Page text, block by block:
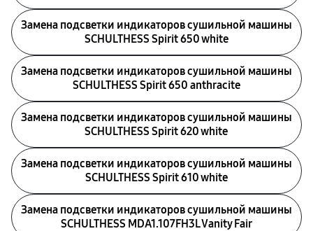
Замена подсветки индикаторов сушильной машины
SCHULTHESS Spirit 650 white
Замена подсветки индикаторов сушильной машины
SCHULTHESS Spirit 650 anthracite
Замена подсветки индикаторов сушильной машины
SCHULTHESS Spirit 620 white
Замена подсветки индикаторов сушильной машины
SCHULTHESS Spirit 610 white
Замена подсветки индикаторов сушильной машины
SCHULTHESS MDA1.107FH3L Vanity Fair